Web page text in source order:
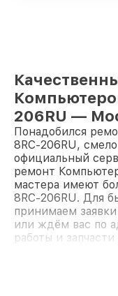
206RU —
Понадобился
8RC-206RU,
официальный
ремонт
мастера имеют
8RC-206RU. Для
принимаем
или ждём вас по
работы и